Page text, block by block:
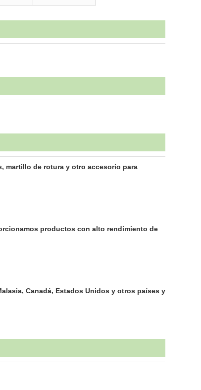
martillo de rotura y otro accesorio para
productos con alto rendimiento de
Canadá, Estados Unidos y otros países y